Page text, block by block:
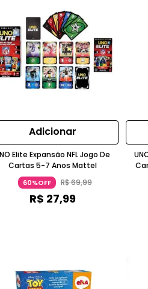
Adicionar
Elite Expansão NFL Jogo De
Cartas 5-7 Anos Mattel
60%OFF R$69,99
R$ 27,99